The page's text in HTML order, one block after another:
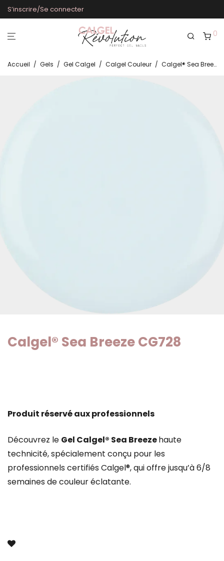
S’inscrire/Se connecter
0
Accueil / Gels / Gel Calgel / Calgel Couleur / Calgel® Sea Breeze CG728
Calgel® Sea Breeze CG728
Produit réservé aux professionnels
Découvrez le Gel Calgel® Sea Breezehaute
technicité, spécialement conçu pour les
professionnels certifiés Calgel®, qui offre jusqu’à 6/8
semaines de couleur éclatante.